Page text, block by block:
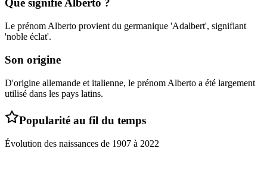
Que signifieAlberto ?
Le prénom Alberto provient du germanique 'Adalbert', signifiant
'noble éclat'.
Son origine
D'origine allemande et italienne, le prénom Alberto a été largement
utilisé dans les pays latins.
Popularité au fil du temps
Évolution des naissances de 1907 à 2022